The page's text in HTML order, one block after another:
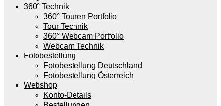
360° Technik
360° Touren Portfolio
Tour Technik
360° Webcam Portfolio
Webcam Technik
Fotobestellung
Fotobestellung Deutschland
Fotobestellung Österreich
Webshop
Konto-Details